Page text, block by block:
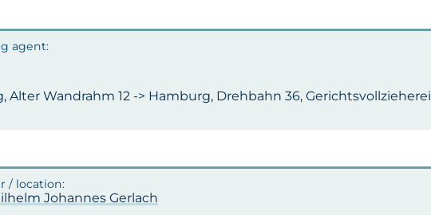
Alter Wandrahm 12 -> Hamburg, Drehbahn 36, Gerichtsvollzieherei
Johannes Gerlach